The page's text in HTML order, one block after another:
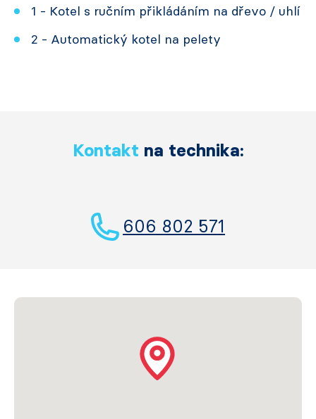
1 - Kotel s ručním přikládáním na dřevo / uhlí
2 - Automatický kotel na pelety
Kontakt na technika:
606 802 571